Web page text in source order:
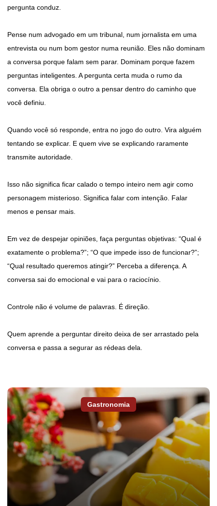
pergunta conduz.
Pense num advogado em um tribunal, num jornalista em uma
entrevista ou num bom gestor numa reunião. Eles não dominam
a conversa porque falam sem parar. Dominam porque fazem
perguntas inteligentes. A pergunta certa muda o rumo da
conversa. Ela obriga o outro a pensar dentro do caminho que
você definiu.
Quando você só responde, entra no jogo do outro. Vira alguém
tentando se explicar. E quem vive se explicando raramente
transmite autoridade.
Isso não significa ficar calado o tempo inteiro nem agir como
personagem misterioso. Significa falar com intenção. Falar
menos e pensar mais.
Em vez de despejar opiniões, faça perguntas objetivas: “Qual é
exatamente o problema?”; “O que impede isso de funcionar?”;
“Qual resultado queremos atingir?” Perceba a diferença. A
conversa sai do emocional e vai para o raciocínio.
Controle não é volume de palavras. É direção.
Quem aprende a perguntar direito deixa de ser arrastado pela
conversa e passa a segurar as rédeas dela.
Gastronomia